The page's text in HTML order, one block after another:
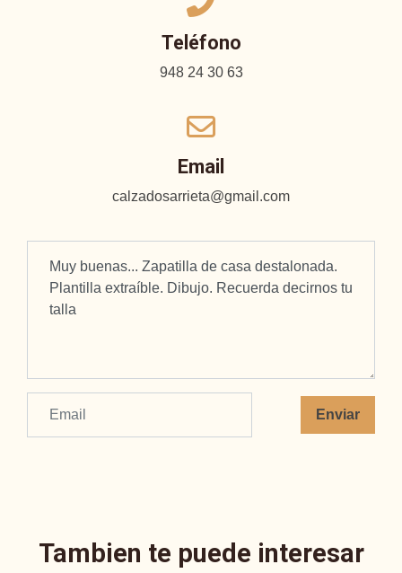
Teléfono
948 24 30 63
Email
calzadosarrieta@gmail.com
Enviar
Tambien te puede interesar